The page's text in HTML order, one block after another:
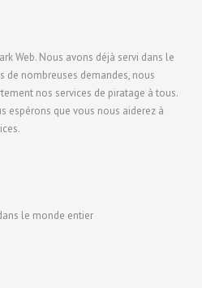
Web. Nous avons déjà servi dans le
de nombreuses demandes, nous
nos services de piratage à tous.
espérons que vous nous aiderez à
le monde entier
Português
ไทย
简体中文
香港中文